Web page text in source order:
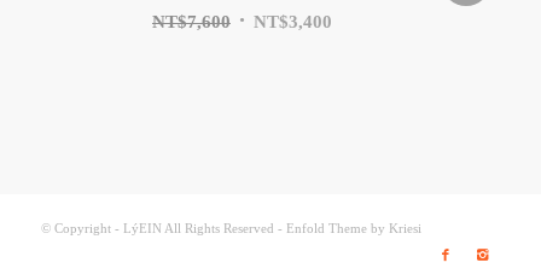
NT$7,600 NT$3,400
© Copyright - LýEIN All Rights Reserved - Enfold Theme by Kriesi